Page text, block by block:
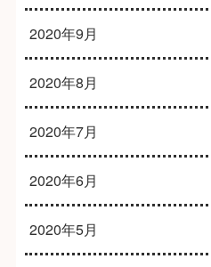
2020年9月
2020年8月
2020年7月
2020年6月
2020年5月